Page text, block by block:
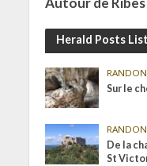
Herald Posts List
Sur le
De la
St